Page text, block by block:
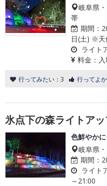
岐阜県
帯
期間：
日(土) ※天
ライト
料金：
行ってみたい： 3 行ってよ
氷点下の森ライトア
色鮮やか
岐阜県
期間：
ライト
～21:00